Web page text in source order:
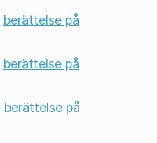
berättelse på
berättelse på
berättelse på